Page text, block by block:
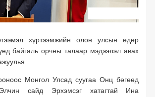
мэдээлэлд үүрэг хариуцлага болгосон нь
мэдээллэл олон нийтийн харилцаа
Хэвлэл мэдээлэл, сонгууль
хүртээмжийн олон улсын өдөр
байгаль орчны талаар мэдээлэл авах
Монгол Улсад суугаа Онц бөгөөд
сайд Эрхэмсэг хатагтай Ина